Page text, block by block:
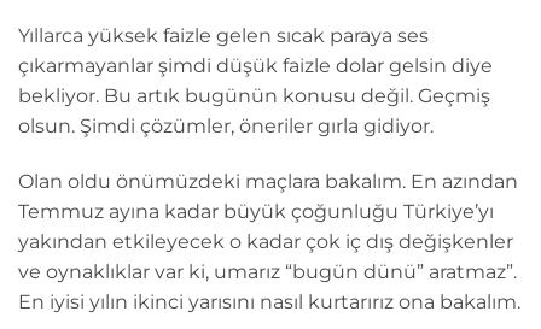
Yıllarca yüksek faizle gelen sıcak paraya ses
çıkarmayanlar şimdi düşük faizle dolar gelsin diye
bekliyor. Bu artık bugünün konusu değil. Geçmiş
olsun. Şimdi çözümler, öneriler gırla gidiyor.
Olan oldu önümüzdeki maçlara bakalım. En azından
Temmuz ayına kadar büyük çoğunluğu Türkiye’yı
yakından etkileyecek o kadar çok iç dış değişkenler
ve oynaklıklar var ki, umarız “bugün dünü” aratmaz”.
En iyisi yılın ikinci yarısını nasıl kurtarırız ona bakalım.